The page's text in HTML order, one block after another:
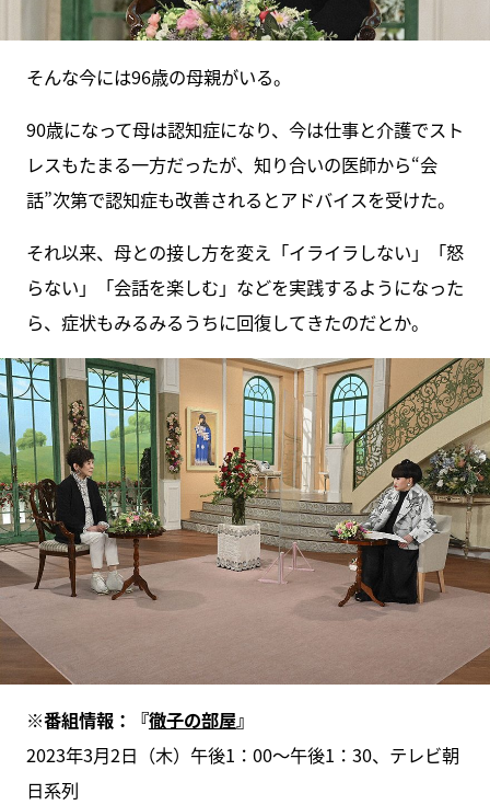
そんな今には96歳の母親がいる。
90歳になって母は認知症になり、今は仕事と介護でスト
レスもたまる一方だったが、知り合いの医師から“会
話”次第で認知症も改善されるとアドバイスを受けた。
それ以来、母との接し方を変え「イライラしない」「怒
らない」「会話を楽しむ」などを実践するようになった
ら、症状もみるみるうちに回復してきたのだとか。
※番組情報：『徹子の部屋』
2023年3月2日（木）午後1：00～午後1：30、テレビ朝
日系列